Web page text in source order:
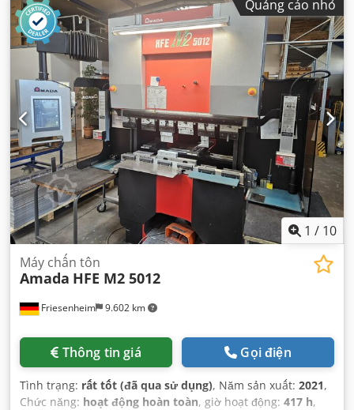
Quảng cáo nhỏ
1 / 10
Friesenheim 9.602 km
Máy chấn tôn
Amada HFE M2 5012
Thông tin giá Gọi điện
Tình trạng: rất tốt (đã qua sử dụng), Năm sản xuất: 2021,
Chức năng: hoạt động hoàn toàn, giờ hoạt động: 417 h,